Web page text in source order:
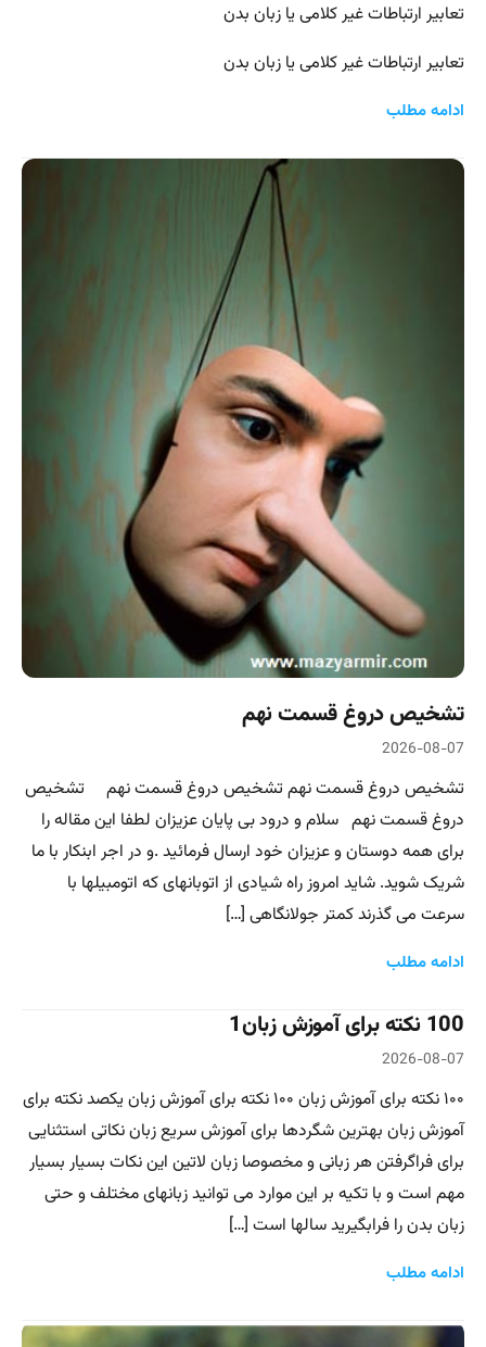
تعابیر ارتباطات غیر کلامی یا زبان بدن
تعابیر ارتباطات غیر کلامی یا زبان بدن
ادامه مطلب
تشخیص دروغ قسمت نهم
2026-08-07
تشخیص دروغ قسمت نهم تشخیص دروغ قسمت نهم تشخیص
دروغ قسمت نهم سلام و درود بی پایان عزیزان لطفا این مقاله را
برای همه دوستان و عزیزان خود ارسال فرمائید .و در اجر ابنکار با ما
شریک شوید. شاید امروز راه شیادی از اتوبانهای که اتومبیلها با
سرعت می گذرند کمتر جولانگاهی […]
ادامه مطلب
100 نکته برای آموزش زبان1
2026-08-07
۱۰۰ نکته برای آموزش زبان ۱۰۰ نکته برای آموزش زبان یکصد نکته برای
آموزش زبان بهترین شگردها برای آموزش سریع زبان نکاتی استثنایی
برای فراگرفتن هر زبانی و مخصوصا زبان لاتین این نکات بسیار بسیار
مهم است و با تکیه بر این موارد می توانید زبانهای مختلف و حتی
زبان بدن را فرابگیرید سالها است […]
ادامه مطلب